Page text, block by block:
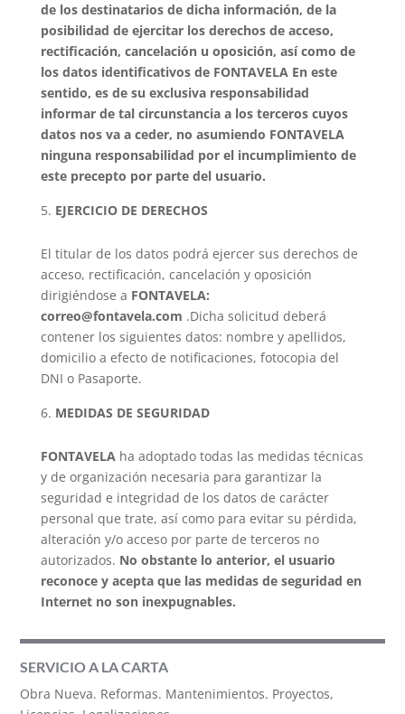
de los destinatarios de dicha información, de la
posibilidad de ejercitar los derechos de acceso,
rectificación, cancelación u oposición, así como de
los datos identificativos de FONTAVELA En este
sentido, es de su exclusiva responsabilidad
informar de tal circunstancia a los terceros cuyos
datos nos va a ceder, no asumiendo FONTAVELA
ninguna responsabilidad por el incumplimiento de
este precepto por parte del usuario.
EJERCICIO DE DERECHOS
El titular de los datos podrá ejercer sus derechos de
acceso, rectificación, cancelación y oposición
dirigiéndose a FONTAVELA:
correo@fontavela.com .Dicha solicitud deberá
contener los siguientes datos: nombre y apellidos,
domicilio a efecto de notificaciones, fotocopia del
DNI o Pasaporte.
MEDIDAS DE SEGURIDAD
FONTAVELAha adoptado todas las medidas técnicas
y de organización necesaria para garantizar la
seguridad e integridad de los datos de carácter
personal que trate, así como para evitar su pérdida,
alteración y/o acceso por parte de terceros no
autorizados. No obstante lo anterior, el usuario
reconoce y acepta que las medidas de seguridad en
Internet no son inexpugnables.
SERVICIO A LA CARTA
Obra Nueva. Reformas. Mantenimientos. Proyectos,